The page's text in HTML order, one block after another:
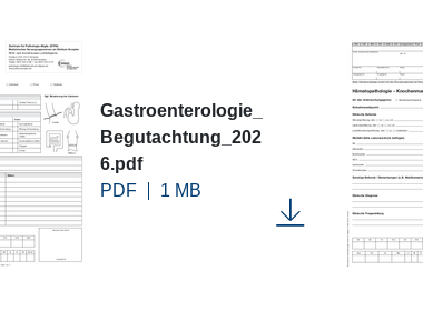
Gastroenterologie_
Begutachtung_202
6.pdf
PDF
1 MB